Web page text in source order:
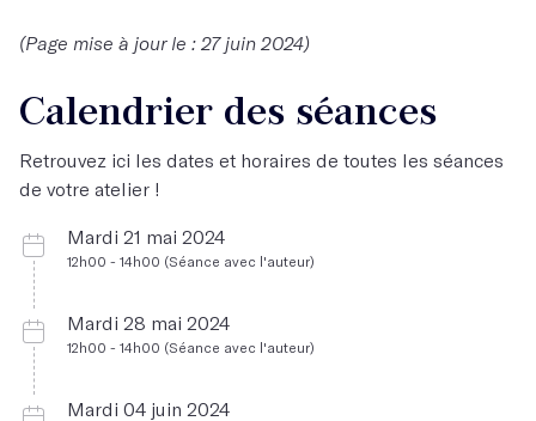
(Page mise à jour le : 27 juin 2024)
Calendrier des séances
Retrouvez ici les dates et horaires de toutes les séances
de votre atelier !
Mardi 21 mai 2024
12h00 - 14h00 (Séance avec l'auteur)
Mardi 28 mai 2024
12h00 - 14h00 (Séance avec l'auteur)
Mardi 04 juin 2024